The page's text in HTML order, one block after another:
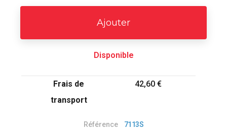
Ajouter
Disponible
Frais de
transport
42,60 €
Référence 7113S